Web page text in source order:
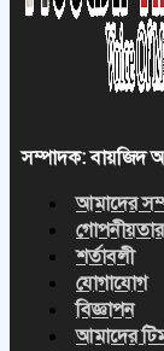
সম্পাদক: বায়জিদ
আমাদের
শর্তাবলী
যোগাযোগ
বিজ্ঞাপন
আমাদের